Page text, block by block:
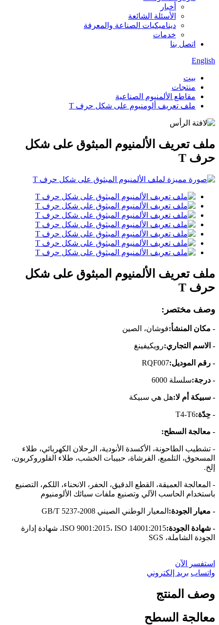
أخبار
الأسئلة الشائعة
ديناميكيات الصناعة والمعرفة
خدمات
اتصل بنا
English
بيت
منتجات
مقاطع الألمنيوم الصناعية
ملف تعريف ألومنيوم على شكل حرف T
ملف تعريف الألمنيوم المبثوق على شكل
حرف T
ملف تعريف الألمنيوم المبثوق على شكل
حرف T
وصف مختصر:
- مكان المنشأ:فوشان، الصين
- الاسم التجاري:رويكيفينغ
- رقم الموديل:RQF007
- درجة:سلسلة 6000
- سبيكة أم لا:هل هي سبيكة
- حِدّة:T4-T6
- معالجة السطح:
- تشطيب الطاحونة، الأكسدة الأنودية، الرحلان الكهربائي، طلاء
المسحوق، التلميع، الفرشاة، حبيبات الخشب، طلاء الفلوروكربون،
إلخ.
- المعالجة العميقة، القطع الدقيق، الحفر، الانحناء، اللكم، التصنيع
باستخدام الحاسب الآلي وتصنيع ملفات سبائك الألومنيوم
- معيار الجودة: المعيار الوطني الصيني GB/T 5237-2008
- شهادة الجودة:
ISO 9001:2015، ISO 14001:2015، شهادة إدارة
الجودة الشاملة، SGS
استفسر الآن
واتساب بريد إلكتروني
وصف المنتج
معالجة السطح